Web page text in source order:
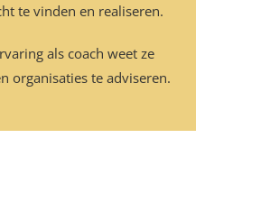
te vinden en realiseren.
als coach weet ze
organisaties te adviseren.